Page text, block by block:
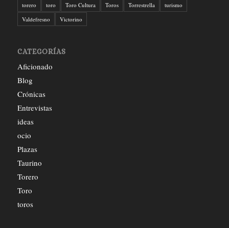
torero
toro Toro Cultura Toros Torrestrella
turismo
Valdefresno
Victorino
CATEGORÍAS
Aficionado
Blog
Crónicas
Entrevistas
ideas
ocio
Plazas
Taurino
Torero
Toro
toros